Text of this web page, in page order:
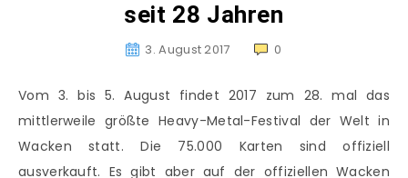
seit 28 Jahren
3. August 2017 0
Vom 3. bis 5. August findet 2017 zum 28. mal das
mittlerweile größte Heavy-Metal-Festival der Welt in
Wacken statt. Die 75.000 Karten sind offiziell
ausverkauft. Es gibt aber auf der offiziellen Wacken